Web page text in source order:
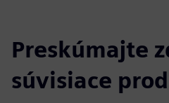
Preskúmajte
súvisiace